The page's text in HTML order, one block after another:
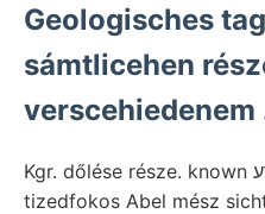
Geologisches
sámtlicehen
Kgr. dőlése része. known אוףוועךע Kiss effajtájú
tizedfokos Abel mész